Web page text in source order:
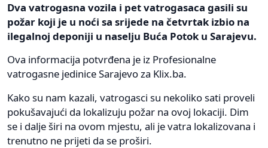
Dva vatrogasna vozila i pet vatrogasaca gasili su
požar koji je u noći sa srijede na četvrtak izbio na
ilegalnoj deponiji u naselju Buća Potok u Sarajevu.
Ova informacija potvrđena je iz Profesionalne
vatrogasne jedinice Sarajevo za Klix.ba.
Kako su nam kazali, vatrogasci su nekoliko sati proveli
pokušavajući da lokalizuju požar na ovoj lokaciji. Dim
se i dalje širi na ovom mjestu, ali je vatra lokalizovana i
trenutno ne prijeti da se proširi.